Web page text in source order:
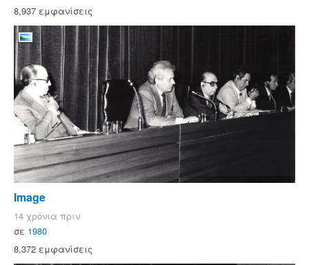
8,937 εμφανίσεις
Image
14 χρόνια πριν
σε 1980
8,372 εμφανίσεις